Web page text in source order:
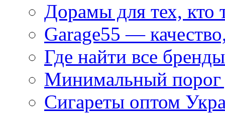
Дорамы для тех, кто
Garage55 —
Где найти все
Минимальный порог
Сигареты оптом